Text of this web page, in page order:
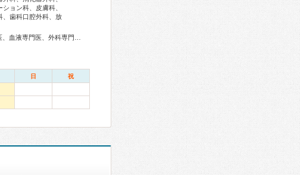
ョン科、皮膚科、
、歯科口腔外科、放
日 祝